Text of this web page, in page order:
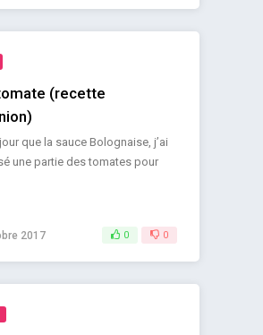
(recette
que la sauce Bolognaise, j’ai
une partie des tomates pour
2017 0 0